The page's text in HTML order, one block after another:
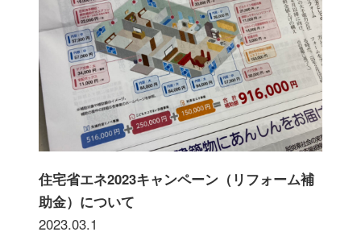
住宅省エネ2023キャンペーン（リフォーム補
助金）について
2023.03.1